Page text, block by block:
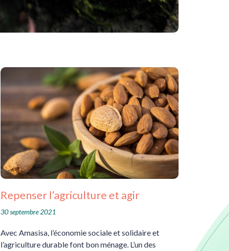
Repenser l’agriculture et agir
30 septembre 2021
Avec Amasisa, l’économie sociale et solidaire et
l’agriculture durable font bon ménage. L’un des